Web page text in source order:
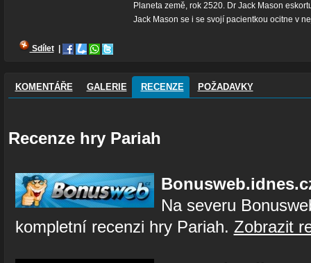
Planeta země, rok 2520. Dr Jack Mason
Jack Mason se i se svojí pacientkou ocitne v
Sdílet
KOMENTÁŘE GALERIE RECENZE POŽADAVKY
Recenze hry Pariah
Na severu
kompletní recenzi hry Pariah. Zobrazit